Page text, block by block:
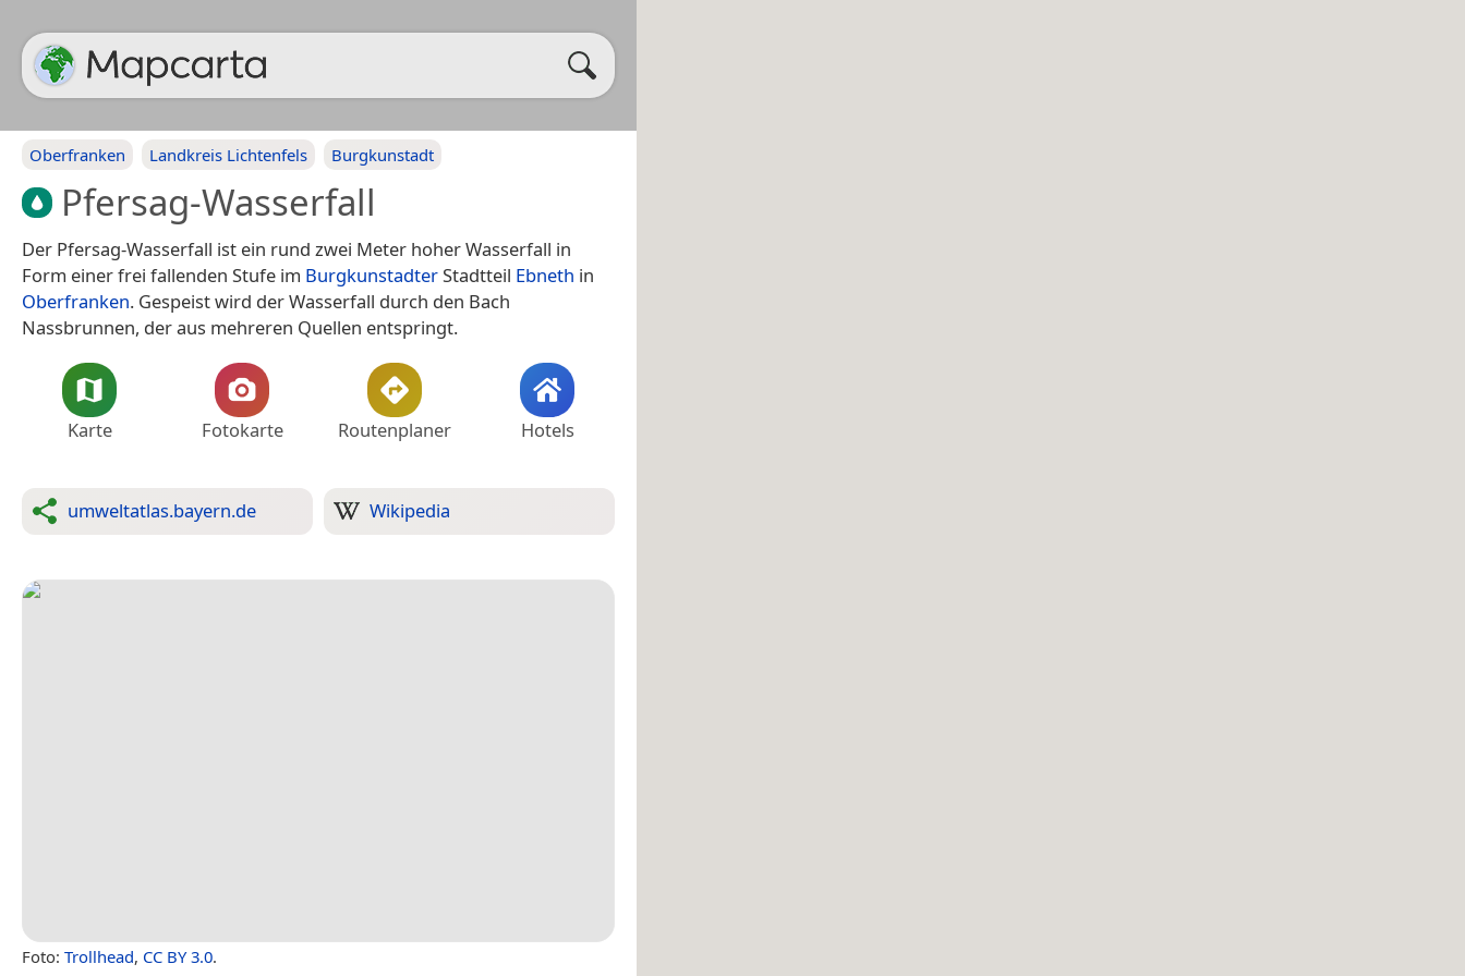
Oberfranken Landkreis Lichtenfels Burgkunstadt
Pfersag-Wasserfall
Der Pfersag-Wasserfall ist ein rund zwei Meter hoher Wasserfall in
Form einer frei fallenden Stufe im BurgkunstadterStadtteil Ebneth in
Oberfranken. Gespeist wird der Wasserfall durch den Bach
Nassbrunnen, der aus mehreren Quellen entspringt.
Karte Fotokarte Routenplaner Hotels
umweltatlas.bayern.de Wikipedia
Foto: Trollhead, CC BY 3.0.